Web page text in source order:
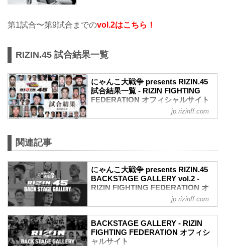
第1試合〜第9試合までのvol.2はこちら！
RIZIN.45 試合結果一覧
にゃんこ大戦争 presents RIZIN.45
試合結果一覧 - RIZIN FIGHTING
FEDERATION オフィシャルサイト
第17試合 ／フライ級タイトルマッチ 堀口
（WIN）堀口恭司 vs. 神龍誠（LOSE）
2R 3分44秒 SUB（タップアウト：リアネ
イキッドチョーク）
≫ 試合結果詳細
第16試合／バンタム級タイトルマッチ フ
アン・アーチュレッタ vs. 朝倉海
バンタム級タイトルマッチ
RIZIN MMAルール：5分 3R（61.0kg）
（LOSE）フアン・アーチュレッタ vs. 朝
倉海（WIN）
jp.rizinff.com
関連記事
にゃんこ大戦争 presents RIZIN.45
BACKSTAGE GALLERY vol.2 -
RIZIN FIGHTING FEDERATION オ
収めた「BACKSTAGE GALLERY」
第10試合〜第17試合までのvol.1はこち
ら！
jp.rizinff.com
BACKSTAGE GALLERY - RIZIN
FIGHTING FEDERATION オフィシ
ャルサイト